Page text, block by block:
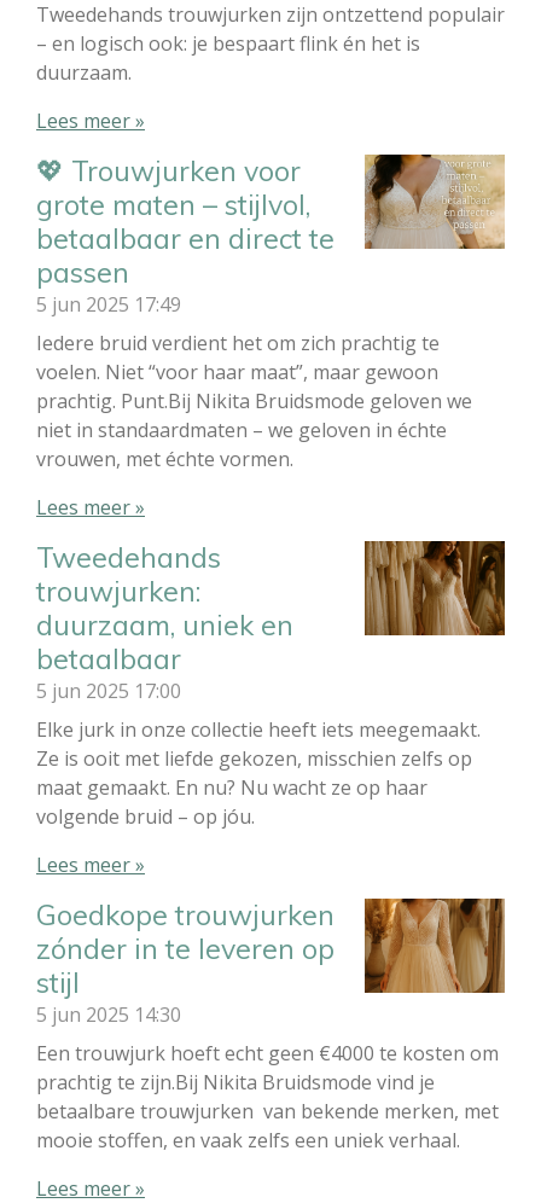
Tweedehands trouwjurken zijn ontzettend populair
– en logisch ook: je bespaart flink én het is
duurzaam.
Lees meer »
💖 Trouwjurken voor
grote maten – stijlvol,
betaalbaar en direct te
passen
5 jun 2025 17:49
Iedere bruid verdient het om zich prachtig te
voelen. Niet “voor haar maat”, maar gewoon
prachtig. Punt.Bij Nikita Bruidsmode geloven we
niet in standaardmaten – we geloven in échte
vrouwen, met échte vormen.
Lees meer »
Tweedehands
trouwjurken:
duurzaam, uniek en
betaalbaar
5 jun 2025 17:00
Elke jurk in onze collectie heeft iets meegemaakt.
Ze is ooit met liefde gekozen, misschien zelfs op
maat gemaakt. En nu? Nu wacht ze op haar
volgende bruid – op jóu.
Lees meer »
Goedkope trouwjurken
zónder in te leveren op
stijl
5 jun 2025 14:30
Een trouwjurk hoeft echt geen €4000 te kosten om
prachtig te zijn.Bij Nikita Bruidsmode vind je
betaalbare trouwjurken van bekende merken, met
mooie stoffen, en vaak zelfs een uniek verhaal.
Lees meer »